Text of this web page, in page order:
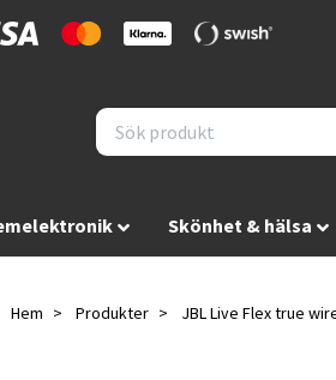
Skönhet & hälsa
Hem Produkter JBL Live Flex true